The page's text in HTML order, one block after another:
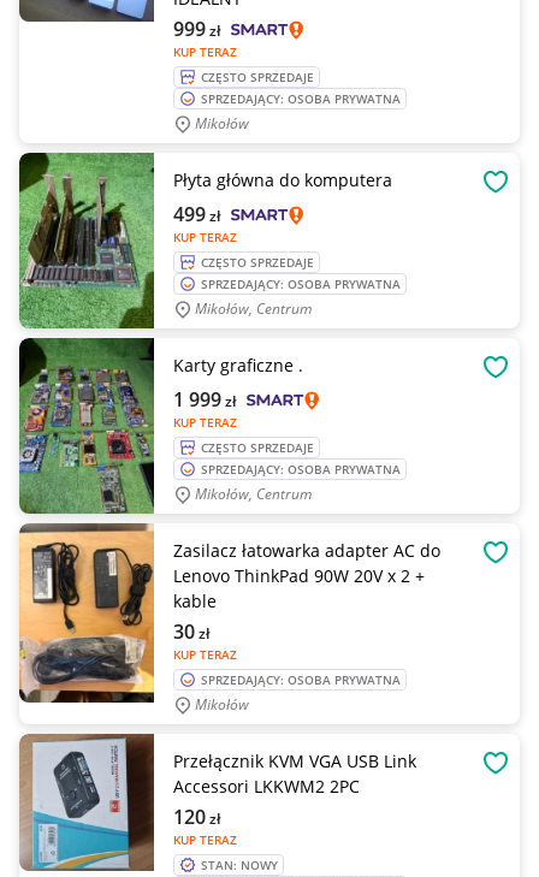
KUP TERAZ
999zł
CZĘSTO SPRZEDAJE
SPRZEDAJĄCY: OSOBA PRYWATNA
Mikołów
Płyta główna do komputera
KUP TERAZ
499zł
CZĘSTO SPRZEDAJE
SPRZEDAJĄCY: OSOBA PRYWATNA
Mikołów, Centrum
Karty graficzne .
KUP TERAZ
1 999zł
CZĘSTO SPRZEDAJE
SPRZEDAJĄCY: OSOBA PRYWATNA
Mikołów, Centrum
Zasilacz łatowarka adapter AC do
Lenovo ThinkPad 90W 20V x 2 +
kable
KUP TERAZ
30zł
SPRZEDAJĄCY: OSOBA PRYWATNA
Mikołów
Przełącznik KVM VGA USB Link
Accessori LKKWM2 2PC
KUP TERAZ
120zł
STAN: NOWY